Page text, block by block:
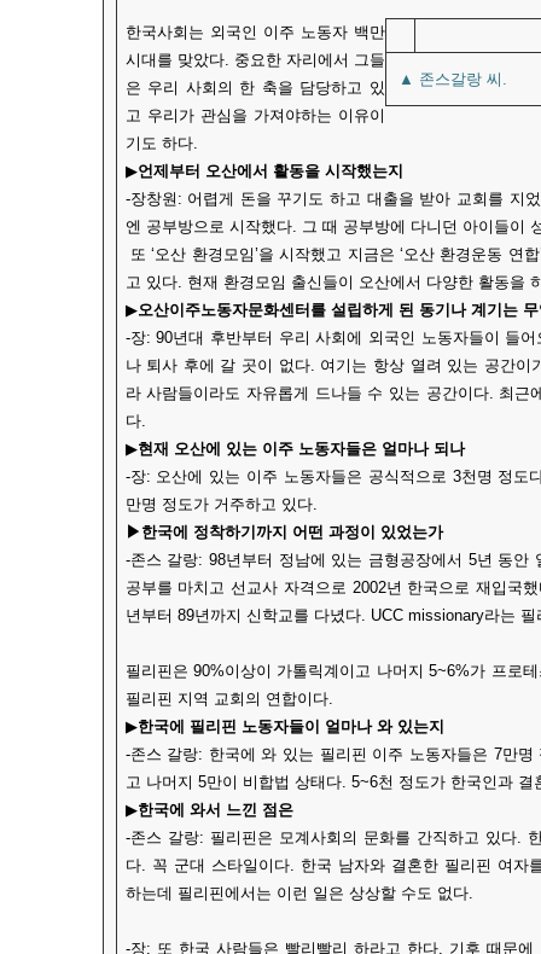
▲ 존스갈랑 씨.
한국사회는 외국인 이주 노동자 백만
시대를 맞았다. 중요한 자리에서 그들
은 우리 사회의 한 축을 담당하고 있
고 우리가 관심을 가져야하는 이유이
기도 하다.
▶언제부터 오산에서 활동을 시작했는지
-장창원: 어렵게 돈을 꾸기도 하고 대출을 받아 교회를 지
엔 공부방으로 시작했다. 그 때 공부방에 다니던 아이들이
또 ‘오산 환경모임’을 시작했고 지금은 ‘오산 환경운동 연
고 있다. 현재 환경모임 출신들이 오산에서 다양한 활동을
▶오산이주노동자문화센터를 설립하게 된 동기나 계기는
-장: 90년대 후반부터 우리 사회에 외국인 노동자들이 들
나 퇴사 후에 갈 곳이 없다. 여기는 항상 열려 있는 공간이
라 사람들이라도 자유롭게 드나들 수 있는 공간이다. 최
다.
▶현재 오산에 있는 이주 노동자들은 얼마나 되나
-장: 오산에 있는 이주 노동자들은 공식적으로 3천명 정도
만명 정도가 거주하고 있다.
▶한국에 정착하기까지 어떤 과정이 있었는가
-존스 갈랑: 98년부터 정남에 있는 금형공장에서 5년 동안
공부를 마치고 선교사 자격으로 2002년 한국으로 재입국
년부터 89년까지 신학교를 다녔다. UCC missionary라는
필리핀은 90%이상이 가톨릭계이고 나머지 5~6%가 프로
필리핀 지역 교회의 연합이다.
▶한국에 필리핀 노동자들이 얼마나 와 있는지
-존스 갈랑: 한국에 와 있는 필리핀 이주 노동자들은 7만
고 나머지 5만이 비합법 상태다. 5~6천 정도가 한국인과 결
▶한국에 와서 느낀 점은
-존스 갈랑: 필리핀은 모계사회의 문화를 간직하고 있다.
다. 꼭 군대 스타일이다. 한국 남자와 결혼한 필리핀 여자
하는데 필리핀에서는 이런 일은 상상할 수도 없다.
-장: 또 한국 사람들은 빨리빨리 하라고 한다. 기후 때문